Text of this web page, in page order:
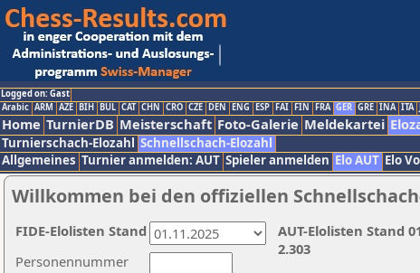
Logged on: Gast
Arabic ARM AZE BIH BUL CAT CHN CRO CZE DEN ENG ESP FAI FIN FRA GER GRE INA ITA
Home TurnierDB Meisterschaft Foto-Galerie Meldekartei
Turnierschach-Elozahl Schnellschach-Elozahl
Allgemeines Turnier anmelden: AUT Spieler anmelden Elo AUT Elo
Willkommen bei den offiziellen
Personennummer
AUT-Elolisten Stand
2.303
FIDE-Elolisten Stand